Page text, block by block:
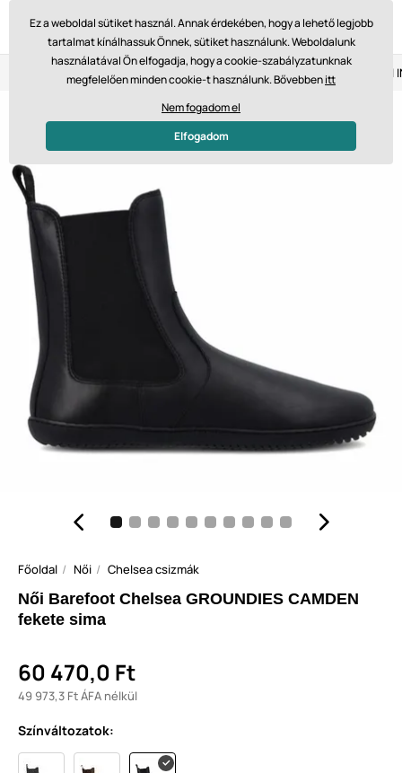
Visszaküldés 14 napon belül Gyors szállítás 61 475 Ft-tól
Főoldal Női Chelsea csizmák
Női Barefoot Chelsea GROUNDIES CAMDEN
fekete sima
60 470,0 Ft
49 973,3 Ft ÁFA nélkül
Színváltozatok:
Ez a weboldal sütiket használ. Annak érdekében, hogy a lehető legjobb
tartalmat kínálhassuk Önnek, sütiket használunk. Weboldalunk
használatával Ön elfogadja, hogy a cookie-szabályzatunknak
megfelelően minden cookie-t használunk. Bővebbenitt
Nem fogadom el
Elfogadom